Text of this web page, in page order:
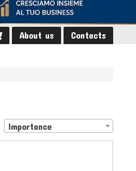
About us Contacts
Importance